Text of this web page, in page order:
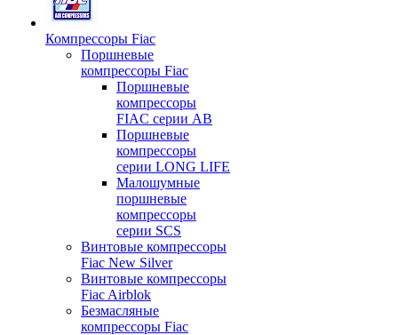
Компрессоры Fiac
Поршневые
компрессоры Fiac
Поршневые
компрессоры
FIAC серии AB
Поршневые
компрессоры
серии LONG LIFE
Малошумные
поршневые
компрессоры
серии SCS
Винтовые компрессоры
Fiac New Silver
Винтовые компрессоры
Fiac Airblok
Безмасляные
компрессоры Fiac